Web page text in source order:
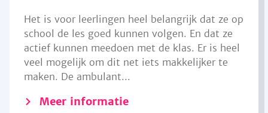
Het is voor leerlingen heel belangrijk dat ze op
school de les goed kunnen volgen. En dat ze
actief kunnen meedoen met de klas. Er is heel
veel mogelijk om dit net iets makkelijker te
maken. De ambulant...
Meer informatie